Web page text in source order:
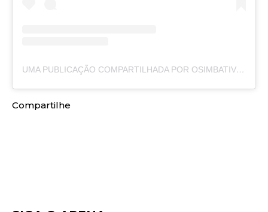
UMA PUBLICAÇÃO COMPARTILHADA POR OSIMBATIVEIS_OFICIAL (@OSIMBATIVEIS_OFICIAL)
Compartilhe